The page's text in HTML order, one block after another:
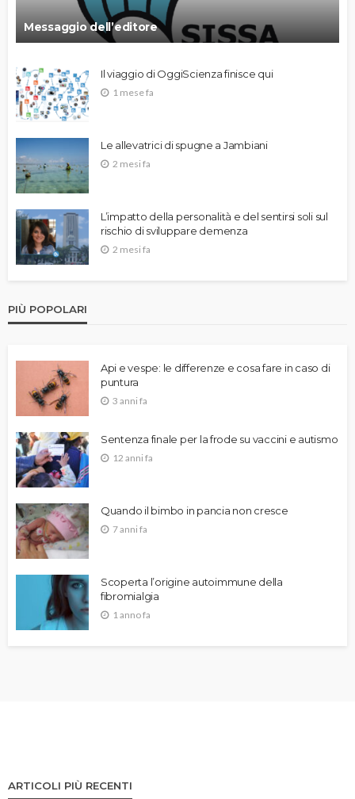
Messaggio dell’editore
Il viaggio di OggiScienza finisce qui
1 mese fa
Le allevatrici di spugne a Jambiani
2 mesi fa
L’impatto della personalità e del sentirsi soli sul
rischio di sviluppare demenza
2 mesi fa
PIÙ POPOLARI
Api e vespe: le differenze e cosa fare in caso di
puntura
3 anni fa
Sentenza finale per la frode su vaccini e autismo
12 anni fa
Quando il bimbo in pancia non cresce
7 anni fa
Scoperta l’origine autoimmune della
fibromialgia
1 anno fa
ARTICOLI PIÙ RECENTI